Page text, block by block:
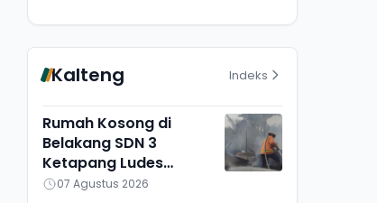
Kalteng Indeks
Rumah Kosong di
Belakang SDN 3
Ketapang Ludes
Terbakar, Penyebab
07 Agustus 2026